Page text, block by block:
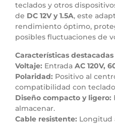
teclados y otros
de DC 12V y 1.5A, este
rendimiento óptimo,
posibles fluctuaciones de
Características destacadas
Voltaje: Entrada AC 120V,
Polaridad: Positivo al
compatibilidad con
Diseño compacto y ligero:
almacenar.
Cable resistente: Longitud